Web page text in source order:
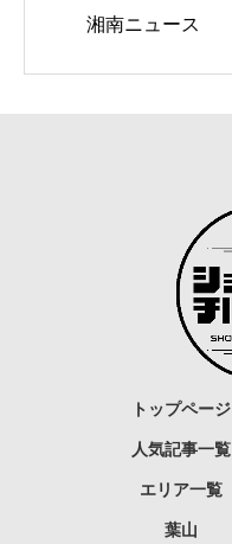
湘南ニュース
トップページ
人気記事一覧
エリア一覧
葉山